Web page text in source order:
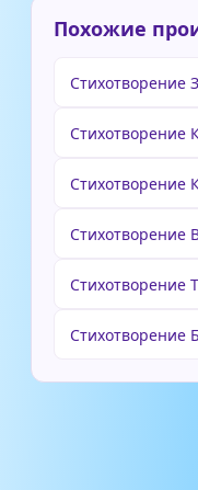
Похожие
Стихотворение
Стихотворение
Стихотворение
Стихотворение
Стихотворение
Стихотворение